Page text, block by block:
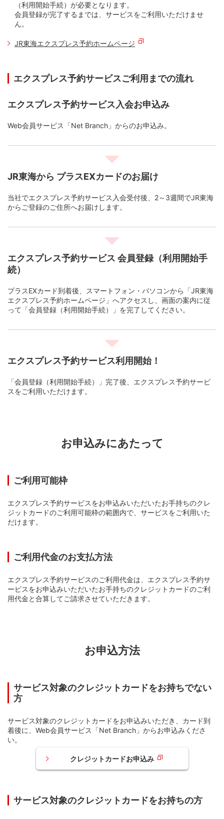
（利用開始手続）が必要となります。
会員登録が完了するまでは、サービスをご利用いただけませ
ん。
JR東海エクスプレス予約ホームページ
エクスプレス予約サービスご利用までの流れ
エクスプレス予約サービス入会お申込み
Web会員サービス「Net Branch」からのお申込み。
JR東海から プラスEXカードのお届け
当社でエクスプレス予約サービス入会受付後、2～3週間でJR東海
からご登録のご住所へお届けします。
エクスプレス予約サービス 会員登録（利用開始手
続）
プラスEXカード到着後、スマートフォン・パソコンから「JR東海
エクスプレス予約ホームページ」へアクセスし、画面の案内に従
って「会員登録（利用開始手続）」を完了してください。
エクスプレス予約サービス利用開始！
「会員登録（利用開始手続）」完了後、エクスプレス予約サービ
スをご利用いただけます。
お申込みにあたって
ご利用可能枠
エクスプレス予約サービスをお申込みいただいたお手持ちのクレ
ジットカードのご利用可能枠の範囲内で、サービスをご利用いた
だけます。
ご利用代金のお支払方法
エクスプレス予約サービスのご利用代金は、エクスプレス予約サ
ービスをお申込みいただいたお手持ちのクレジットカードのご利
用代金と合算してご請求させていただきます。
お申込方法
サービス対象のクレジットカードをお持ちでない
方
サービス対象のクレジットカードをお申込みいただき、カード到
着後に、Web会員サービス「Net Branch」からお申込みくださ
い。
クレジットカードお申込み
サービス対象のクレジットカードをお持ちの方